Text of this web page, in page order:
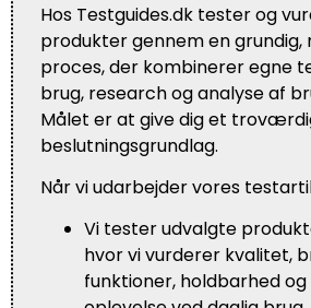
Hos Testguides.dk tester og
produkter gennem en grundig,
proces, der kombinerer egne
brug, research og analyse af
Målet er at give dig et
beslutningsgrundlag.
Når vi udarbejder vores
Vi tester udvalgte
hvor vi vurderer kvalitet,
funktioner, holdbarhed